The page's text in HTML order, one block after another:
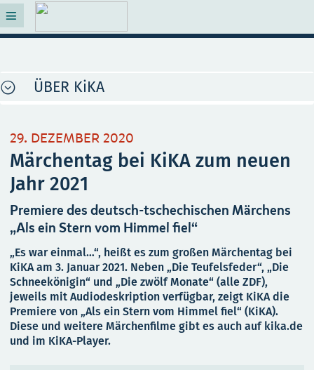
ÜBER KiKA
29. DEZEMBER 2020
Märchentag bei KiKA zum neuen
Jahr 2021
Premiere des deutsch-tschechischen Märchens
„Als ein Stern vom Himmel fiel“
„Es war einmal…“, heißt es zum großen Märchentag bei
KiKA am 3. Januar 2021. Neben „Die Teufelsfeder“, „Die
Schneekönigin“ und „Die zwölf Monate“ (alle ZDF),
jeweils mit Audiodeskription verfügbar, zeigt KiKA die
Premiere von „Als ein Stern vom Himmel fiel“ (KiKA).
Diese und weitere Märchenfilme gibt es auch auf kika.de
und im KiKA-Player.